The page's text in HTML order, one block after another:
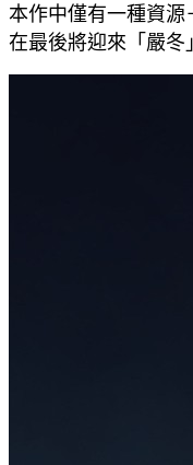
本作中僅有一種資源
在最後將迎來「嚴冬